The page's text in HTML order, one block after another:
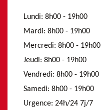
Lundi: 8h00 - 19h00
Mardi: 8h00 - 19h00
Mercredi: 8h00 - 19h00
Jeudi: 8h00 - 19h00
Vendredi: 8h00 - 19h00
Samedi: 8h00 - 19h00
Urgence: 24h/24 7j/7